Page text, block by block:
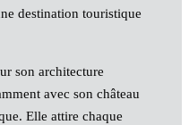
destination touristique
son architecture
avec son château
Elle attire chaque